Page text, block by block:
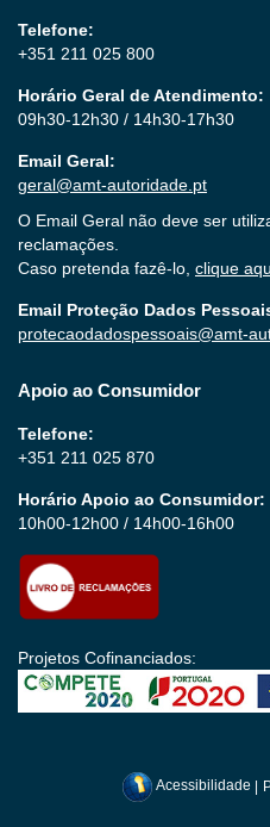
Telefone:
+351 211 025 800
Horário Geral de Atendimento:
09h30-12h30 / 14h30-17h30
Email Geral:
geral@amt-autoridade.pt
O Email Geral não deve ser
reclamações.
Caso pretenda fazê-lo, clique
Email Proteção Dados
protecaodadospessoais@amt-
Apoio ao Consumidor
Telefone:
+351 211 025 870
Horário Apoio ao Consumidor:
10h00-12h00 / 14h00-16h00
Projetos Cofinanciados:
Acessibilidade |